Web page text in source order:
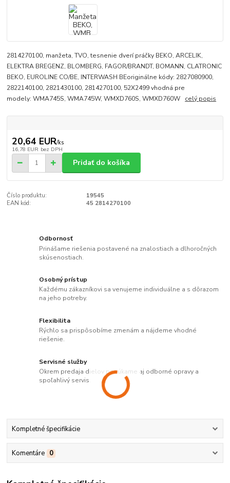
2814270100, manžeta, TVO, tesnenie dverí práčky BEKO, ARCELIK,
ELEKTRA BREGENZ, BLOMBERG, FAGOR/BRANDT, BOMANN, CLATRONIC
BEKO, EUROLINE CO/BE, INTERWASH BEoriginálne kódy: 2827080900,
2822140100, 2821430100, 2814270100, 52X2499 vhodná pre
modely: WMA745S, WMA745W, WMXD760S, WMXD760W celý popis
20,64 EUR/ks
16,78 EUR bez DPH
Pridať do košíka
Číslo produktu:
19545
EAN kód:
45 2814270100
Odbornosť
Prinášame riešenia postavené na znalostiach a dlhoročných
skúsenostiach.
Osobný prístup
Každému zákazníkovi sa venujeme individuálne a s dôrazom
na jeho potreby.
Flexibilita
Rýchlo sa prispôsobíme zmenám a nájdeme vhodné
riešenie.
Servisné služby
Okrem predaja dielov ponúkame aj odborné opravy a
spoľahlivý servis.
Kompletné špecifikácie
Komentáre 0